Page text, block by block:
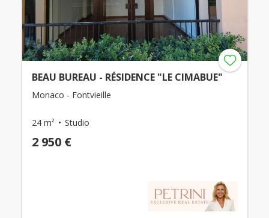
BEAU BUREAU - RÉSIDENCE "LE CIMABUE"
Monaco - Fontvieille
24 m² Studio
2 950 €